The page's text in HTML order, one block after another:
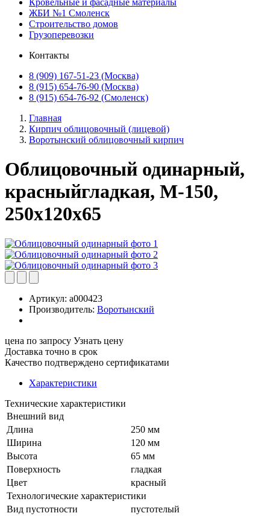
Кровельные и фасадные материалы
ЖБИ №1 Смоленск
Строительство домов
Грузоперевозки
Контакты
8 (909) 167-51-23 (Москва)
8 (915) 654-76-90 (Москва)
8 (915) 654-76-92 (Смоленск)
Главная
Кирпич облицовочный (лицевой)
Воротынский облицовочный кирпич
Облицовочный одинарный,
красныйгладкая, M-150,
250x120x65
Артикул: a000423
Производитель: Воротынский
цена по запросу Узнать цену
Доставка точно в срок
Качество подтверждено сертификатами
Характеристики
Технические характеристики
Внешний вид
Длина
250 мм
Ширина
120 мм
Высота
65 мм
Поверхность
гладкая
Цвет
красный
Технологические характеристики
Вид пустотности
пустотелый